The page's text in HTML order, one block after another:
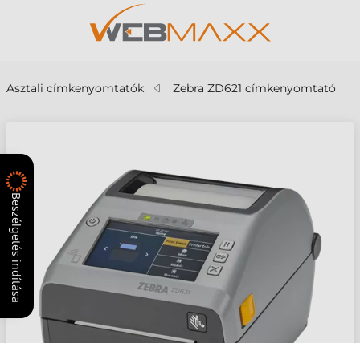
Asztali címkenyomtatók Zebra ZD621 címkenyomtató
Beszélgetés indítása